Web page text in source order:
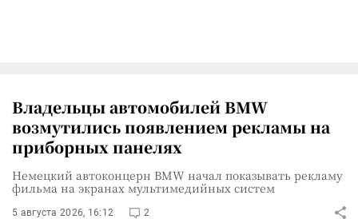
Владельцы автомобилей BMW
возмутились появлением рекламы на
приборных панелях
Немецкий автоконцерн BMW начал показывать рекламу
фильма на экранах мультимедийных систем
5 августа 2026, 16:12 2